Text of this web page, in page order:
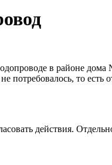
в районе
потребовалось, то
действия.